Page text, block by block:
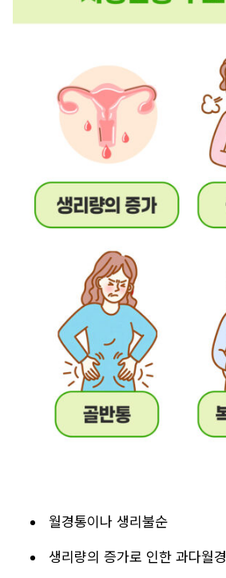
월경통이나 생리불순
생리량의 증가로 인한 과다월경